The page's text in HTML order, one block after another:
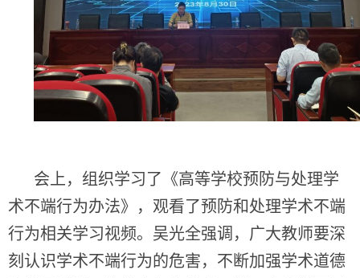
会上，组织学习了《高等学校预防与处理学
术不端行为办法》，观看了预防和处理学术不端
行为相关学习视频。吴光全强调，广大教师要深
刻认识学术不端行为的危害，不断加强学术道德